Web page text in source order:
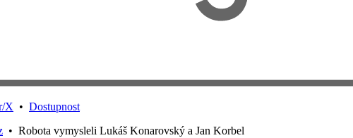
X • Dostupnost
• Robota vymysleli Lukáš Konarovský a Jan Korbel